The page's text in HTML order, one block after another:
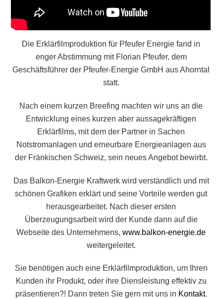
Die Erklärfilmproduktion für Pfeufer Energie fand in
enger Abstimmung mit Florian Pfeufer, dem
Geschäftsführer der Pfeufer-Energie GmbH aus Ahorntal
statt.
Nach einem kurzen Breefing machten wir uns an die
Entwicklung eines kurzen aber aussagekräftigen
Erklärfilms, mit dem der Partner in Sachen
Notstromanlagen und erneurbare Energieanlagen aus
der Fränkischen Schweiz, sein neues Angebot bewirbt.
Das Balkon-Energie Kraftwerk wird verständlich und mit
schönen Grafiken erklärt und seine Vorteile werden gut
herausgearbeitet. Nach dieser ersten
Überzeugungsarbeit wird der Kunde dann auf die
Webseite des Unternehmens, www.balkon-energie.de
weitergeleitet.
Sie benötigen auch eine Erklärfilmproduktion, um Ihren
Kunden ihr Produkt, oder ihre Diensleistung effektiv zu
präsentieren?! Dann treten Sie gern mit uns in Kontakt.